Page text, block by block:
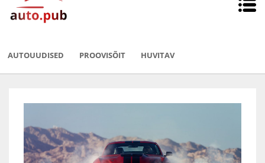
AUTOUUDISED PROOVISÕIT HUVITAV